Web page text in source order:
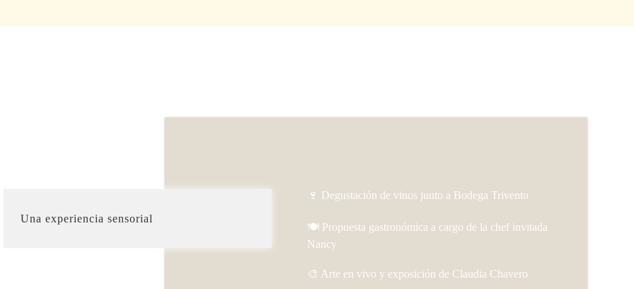
Una experiencia sensorial
🍷 Degustación de vinos junto a Bodega Trivento
🍽️ Propuesta gastronómica a cargo de la chef invitada
Nancy
🎨 Arte en vivo y exposición de Claudia Chavero